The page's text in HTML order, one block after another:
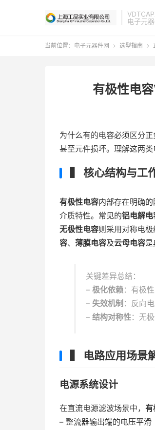
电子元
当前位置： 电子元器件网  选型指南 
有极性电
为什么有的电容必须区分
甚至元件损坏。理解这两
▍ 核心结构与工
有极性电容内部存在明确
介质特性。常见的铝电解电
无极性电容则采用对称电
容、 薄膜电容及云母电容是
关键差异总结：
– 极化依赖 ：有极
– 失效机制 ：反向
– 结构对称性：无
▍ 电路应用场景
电源系统设计
在直流电源滤波场景中， 有
– 整流器输出端的电压平滑